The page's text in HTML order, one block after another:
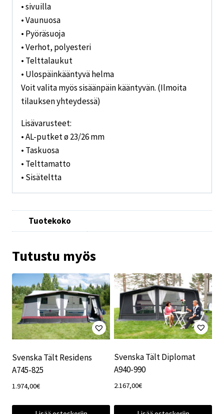
• sivuilla
• Vaunuosa
• Pyöräsuoja
• Verhot, polyesteri
• Telttalaukut
• Ulospäinkääntyvä helma
Voit valita myös sisäänpäin kääntyvän. (Ilmoita
tilauksen yhteydessä)
Lisävarusteet:
• AL-putket ø 23/26 mm
• Taskuosa
• Telttamatto
• Sisäteltta
Tuotekoko
Tutustu myös
Svenska Tält Residens
A745-825
1.974,00€
Svenska Tält Diplomat
A940-990
2.167,00€